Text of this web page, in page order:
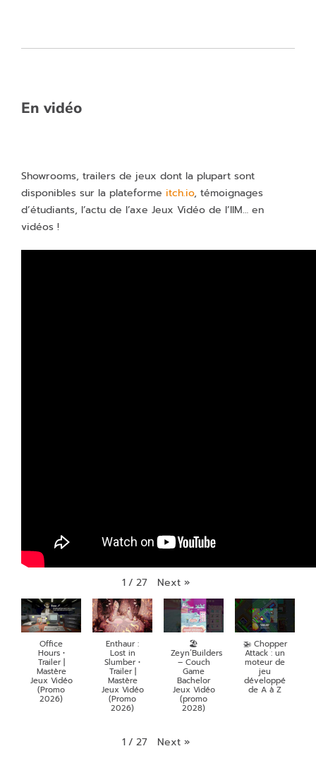
En vidéo
Showrooms, trailers de jeux dont la plupart sont
disponibles sur la plateforme itch.io, témoignages
d’étudiants, l’actu de l’axe Jeux Vidéo de l’IIM… en
vidéos !
1/ 27 Next »
Office
Hours •
Trailer |
Mastère
Jeux Vidéo
(Promo
2026)
Enthaur :
Lost in
Slumber •
Trailer |
Mastère
Jeux Vidéo
(Promo
2026)
🏖️
Zeyn’Builders
– Couch
Game
Bachelor
Jeux Vidéo
(promo
2028)
🚁 Chopper
Attack : un
moteur de
jeu
développé
de A à Z
1/ 27 Next »